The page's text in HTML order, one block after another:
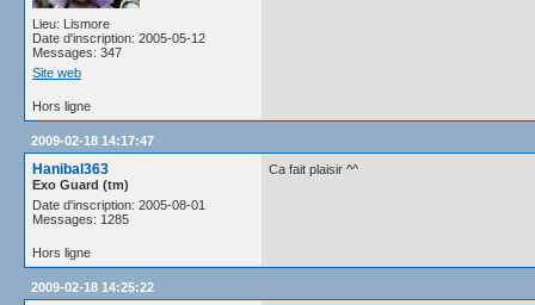
Lieu: Lismore
Date d'inscription: 2005-05-12
Messages: 347
Site web
Hors ligne
2009-02-18 14:17:47
Hanibal363
Exo Guard (tm)
Date d'inscription: 2005-08-01
Messages: 1285
Ca fait plaisir ^^
Hors ligne
2009-02-18 14:25:22